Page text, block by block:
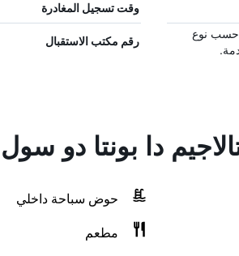
وقت تسجيل المغادرة
حسب نوع
رقم مكتب الاستقبال
دا بونتا دو سول
حوض سباحة داخلي
مطعم